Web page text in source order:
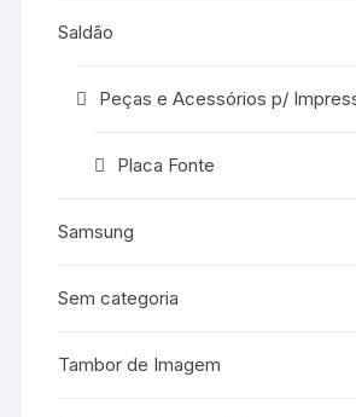
Saldão
Peças e Acessórios p/
Placa Fonte
Samsung
Sem categoria
Tambor de Imagem